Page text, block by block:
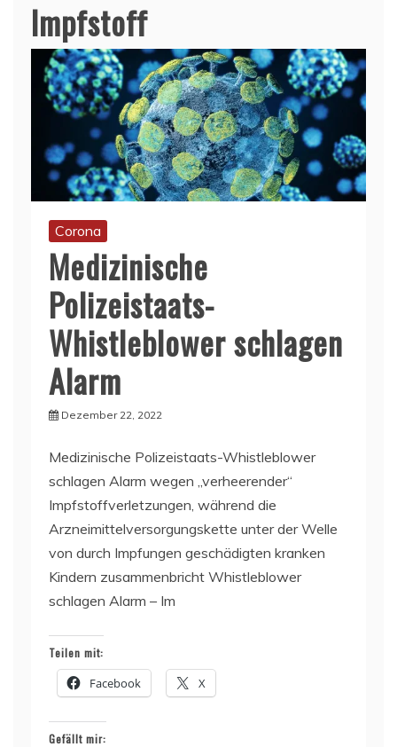
Impfstoff
Corona
Medizinische
Polizeistaats-
Whistleblower schlagen
Alarm
Dezember 22, 2022
Medizinische Polizeistaats-Whistleblower
schlagen Alarm wegen „verheerender“
Impfstoffverletzungen, während die
Arzneimittelversorgungskette unter der Welle
von durch Impfungen geschädigten kranken
Kindern zusammenbricht Whistleblower
schlagen Alarm – Im
Teilen mit:
Facebook X
Gefällt mir: